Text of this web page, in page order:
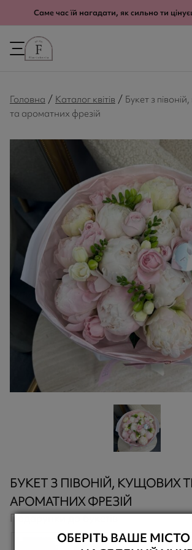
Саме час їй нагадати, як сильно ти
Головна / Каталог квітів / Букет з
та ароматних фрезій
БУКЕТ З ПІВОНІЙ, КУЩОВИХ
АРОМАТНИХ ФРЕЗІЙ
Подарунки до букетів
ОБЕРІТЬ ВАШЕ